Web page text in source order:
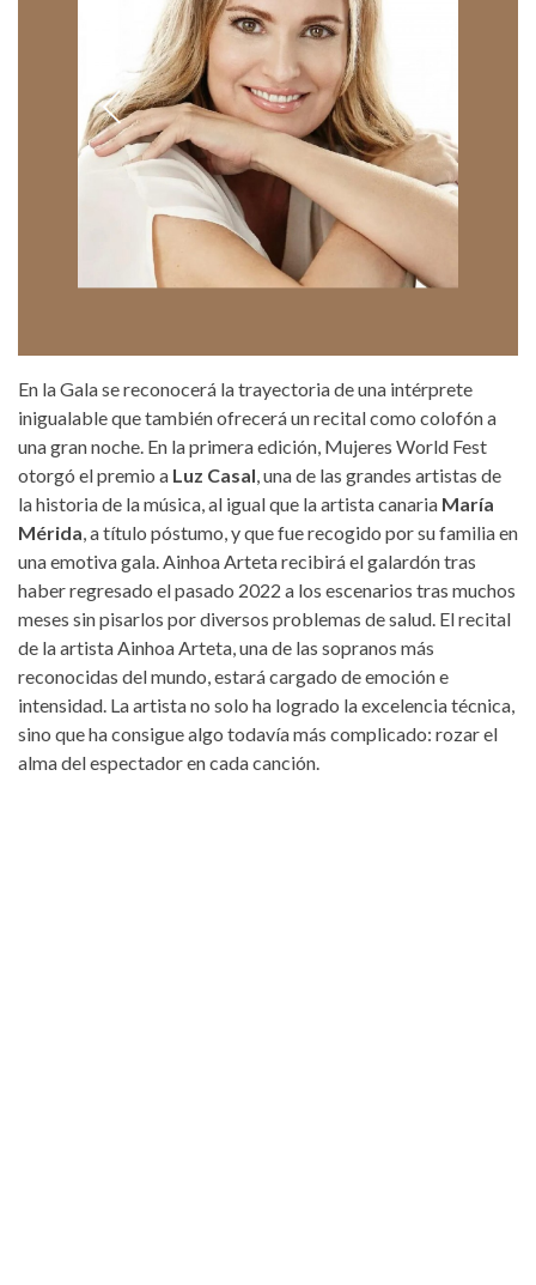
En la Gala se reconocerá la trayectoria de una intérprete
inigualable que también ofrecerá un recital como colofón a
una gran noche. En la primera edición, Mujeres World Fest
otorgó el premio a Luz Casal, una de las grandes artistas de
la historia de la música, al igual que la artista canaria María
Mérida, a título póstumo, y que fue recogido por su familia en
una emotiva gala. Ainhoa Arteta recibirá el galardón tras
haber regresado el pasado 2022 a los escenarios tras muchos
meses sin pisarlos por diversos problemas de salud. El recital
de la artista Ainhoa Arteta, una de las sopranos más
reconocidas del mundo, estará cargado de emoción e
intensidad. La artista no solo ha logrado la excelencia técnica,
sino que ha consigue algo todavía más complicado: rozar el
alma del espectador en cada canción.